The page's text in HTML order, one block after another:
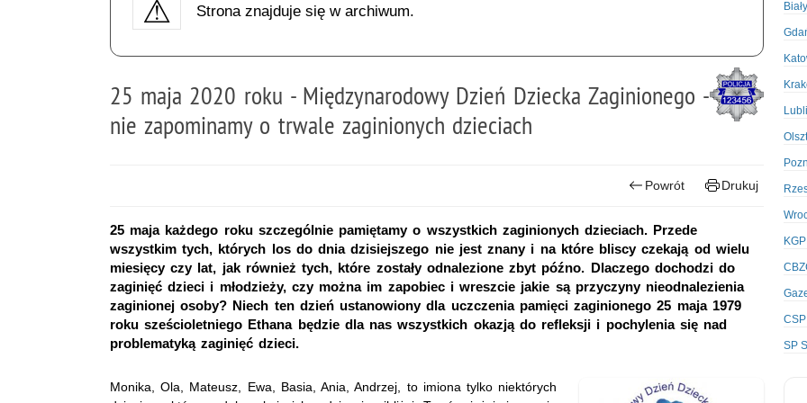
Strona znajduje się w archiwum.
25 maja 2020 roku - Międzynarodowy Dzień Dziecka Zaginionego -
nie zapominamy o trwale zaginionych dzieciach
Powrót Drukuj
25 maja każdego roku szczególnie pamiętamy o wszystkich zaginionych dzieciach. Przede
wszystkim tych, których los do dnia dzisiejszego nie jest znany i na które bliscy czekają od wielu
miesięcy czy lat, jak również tych, które zostały odnalezione zbyt późno. Dlaczego dochodzi do
zaginięć dzieci i młodzieży, czy można im zapobiec i wreszcie jakie są przyczyny nieodnalezienia
zaginionej osoby? Niech ten dzień ustanowiony dla uczczenia pamięci zaginionego 25 maja 1979
roku sześcioletniego Ethana będzie dla nas wszystkich okazją do refleksji i pochylenia się nad
problematyką zaginięć dzieci.
Monika, Ola, Mateusz, Ewa, Basia, Ania, Andrzej, to imiona tylko niektórych
KGP
SP